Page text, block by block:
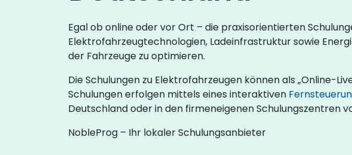
Egal ob online oder vor Ort – die praxisorientierten
Elektrofahrzeugtechnologien, Ladeinfrastruktur sowie
der Fahrzeuge zu optimieren.
Die Schulungen zu Elektrofahrzeugen können als „Online-
Schulungen erfolgen mittels eines interaktiven
Deutschland oder in den firmeneigenen Schulungszentren
NobleProg – Ihr lokaler Schulungsanbieter